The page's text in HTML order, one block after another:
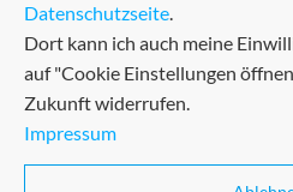
AGB
Datenschutzseite.
Dort kann ich auch meine
auf "Cookie Einstellungen
Zukunft widerrufen.
Impressum